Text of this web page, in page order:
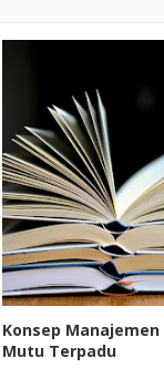
Konsep Manajemen
Mutu Terpadu